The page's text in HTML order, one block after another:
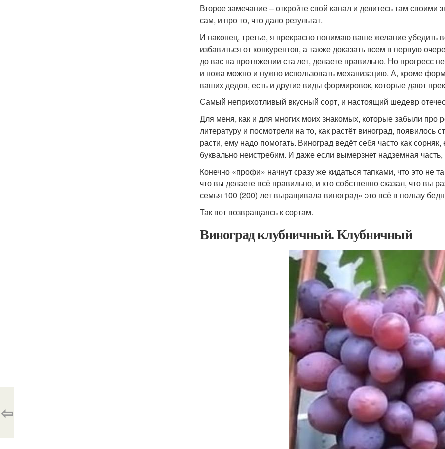
Второе замечание – откройте свой канал и делитесь там
сам, и про то, что дало результат.
И наконец, третье, я прекрасно понимаю ваше желание убедить
избавиться от конкурентов, а также доказать всем в первую
до вас на протяжении ста лет, делаете правильно. Но прогресс
и ножа можно и нужно использовать механизацию. А, кроме
ваших дедов, есть и другие виды формировок, которые дают
Самый неприхотливый вкусный сорт, и настоящий шедевр
Для меня, как и для многих моих знакомых, которые забыли про
литературу и посмотрели на то, как растёт виноград,
расти, ему надо помогать. Виноград ведёт себя часто как
буквально неистребим. И даже если вымерзнет надземная часть,
Конечно «профи» начнут сразу же кидаться тапками, что это не
что вы делаете всё правильно, и кто собственно сказал, что вы
семья 100 (200) лет выращивала виноград» это всё в пользу
Так вот возвращаясь к сортам.
Виноград клубничный. Клубничный
⇦